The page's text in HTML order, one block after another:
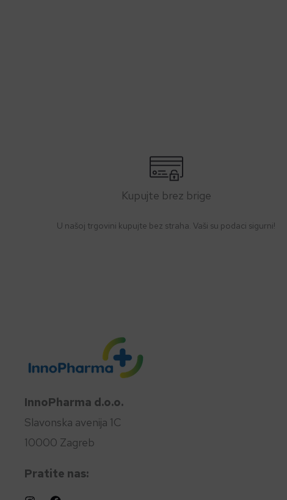
Kupujte brez brige
U našoj trgovini kupujte bez straha. Vaši su podaci sigurni!
InnoPharma d.o.o.
Slavonska avenija 1C
10000 Zagreb
Pratite nas: